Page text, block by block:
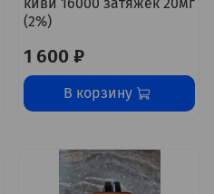
(2%)
1 600 ₽
В корзину